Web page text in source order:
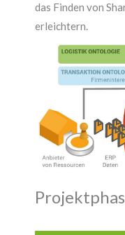
das Finden von
erleichtern.